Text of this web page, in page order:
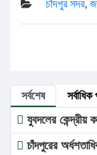
চাঁদপুর সদর,
সর্বশেষ
যুবদলের কেন্দ্রীয়
চাঁদপুরের